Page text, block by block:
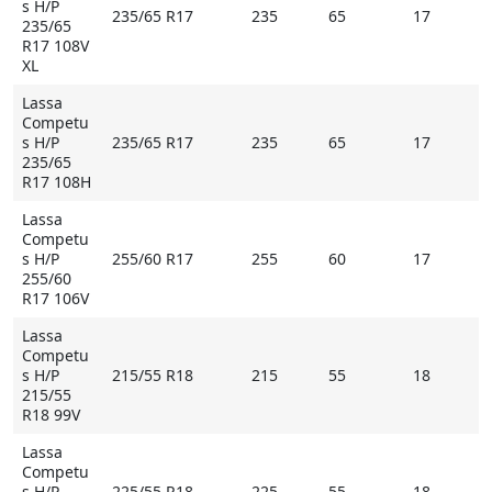
тормозной путь даже на мокрых дорогах и дорогах
без покрытия. При этом состав резины продуман
таким образом, чтобы максимально продлить срок
использования. Ведь все чаще внедорожники
используются для езды в городском цикле, где
асфальт ускоряет процесс их истирания.
Основные особенности Lassa Competus H/P
- шины Lassa Competus H/P могут использоваться на
полноприводных автомобилях и внедорожниках;
взаимодействия шины с водой;
- уникальный рисунок протектора с достаточным
количеством желобков улучшает сцепление даже на
мокрой дороге;
- обладают наилучшими характеристиками при
покорении поворотов и аквапланировании.
s H/P
235/65
R17 108V
XL
235/65 R17 235 65 17
Lassa
Competu
s H/P
235/65
R17 108H
235/65 R17 235 65 17
Lassa
Competu
s H/P
255/60
R17 106V
255/60 R17 255 60 17
Lassa
Competu
s H/P
215/55
R18 99V
215/55 R18 215 55 18
Lassa
Competu